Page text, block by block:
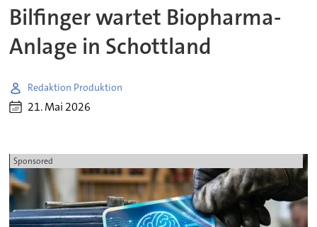
Bilfinger wartet Biopharma-
Anlage in Schottland
Redaktion Produktion
21. Mai 2026
Sponsored